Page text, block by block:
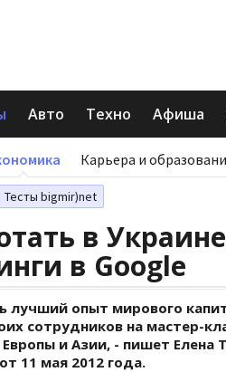
Авто Техно Афиша
Карьера и
Тесты bigmir)net
в
в Google
лучший опыт мирового
сотрудников на мастер-
и Азии, - пишет Елена
от 11 мая 2012 года.